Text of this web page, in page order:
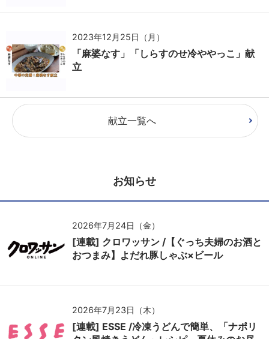
2023年12月25日（月）
「麻婆なす」「しらすのせ冷ややっこ」献
立
献立一覧へ
お知らせ
2026年7月24日（金）
[連載] クロワッサン /【ぐっち夫婦のお酒と
おつまみ】よだれ豚しゃぶ×ビール
2026年7月23日（木）
[連載] ESSE /冷凍うどんで簡単、「ナポリ